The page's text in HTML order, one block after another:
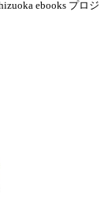
ebooks プロジ